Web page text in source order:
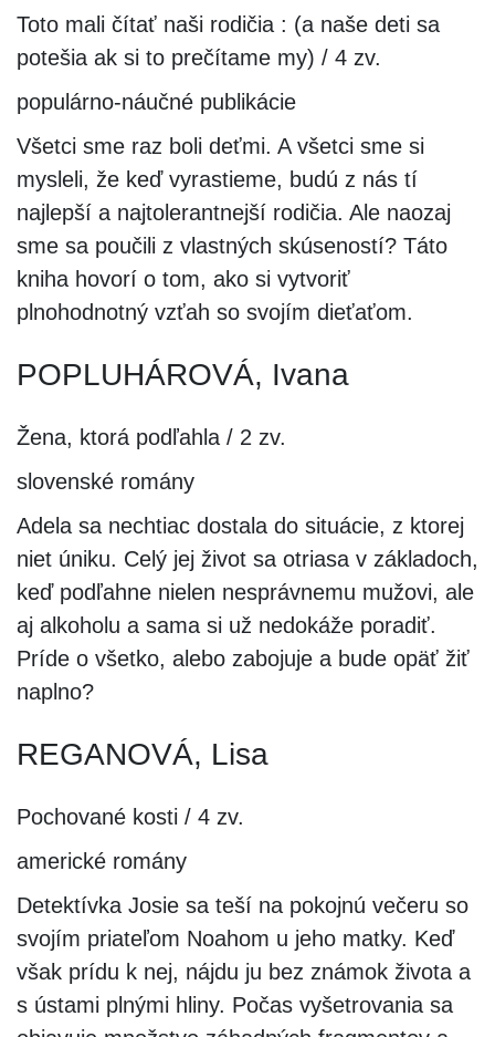
Toto mali čítať naši rodičia : (a naše deti sa
potešia ak si to prečítame my) / 4 zv.
populárno-náučné publikácie
Všetci sme raz boli deťmi. A všetci sme si
mysleli, že keď vyrastieme, budú z nás tí
najlepší a najtolerantnejší rodičia. Ale naozaj
sme sa poučili z vlastných skúseností? Táto
kniha hovorí o tom, ako si vytvoriť
plnohodnotný vzťah so svojím dieťaťom.
POPLUHÁROVÁ, Ivana
Žena, ktorá podľahla / 2 zv.
slovenské romány
Adela sa nechtiac dostala do situácie, z ktorej
niet úniku. Celý jej život sa otriasa v základoch,
keď podľahne nielen nesprávnemu mužovi, ale
aj alkoholu a sama si už nedokáže poradiť.
Príde o všetko, alebo zabojuje a bude opäť žiť
naplno?
REGANOVÁ, Lisa
Pochované kosti / 4 zv.
americké romány
Detektívka Josie sa teší na pokojnú večeru so
svojím priateľom Noahom u jeho matky. Keď
však prídu k nej, nájdu ju bez známok života a
s ústami plnými hliny. Počas vyšetrovania sa